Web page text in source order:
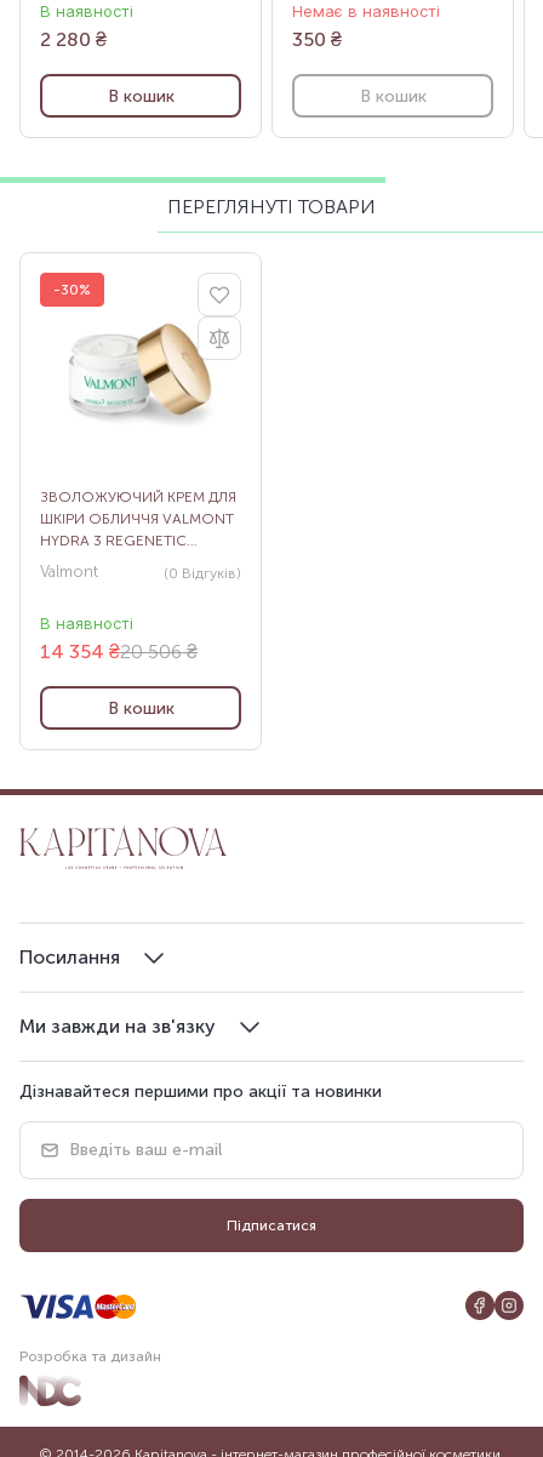
В наявності
2 280 ₴
В кошик
Немає в наявності
350 ₴
В кошик
ПЕРЕГЛЯНУТІ ТОВАРИ
-30%
ЗВОЛОЖУЮЧИЙ КРЕМ ДЛЯ
ШКІРИ ОБЛИЧЧЯ VALMONT
HYDRA 3 REGENETIC
CREAM, 50 МЛ
Valmont (0 Відгуків)
В наявності
20 506 ₴
14 354 ₴
В кошик
Ми завжди на зв'язку
Посилання
Дізнавайтеся першими про акції та новинки
Підписатися
Розробка та дизайн